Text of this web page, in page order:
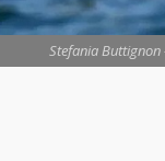
Stefania Buttignon